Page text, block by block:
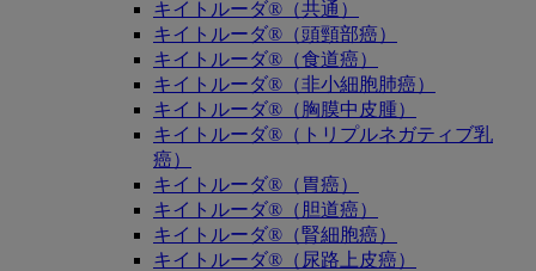
キイトルーダ®（共通）
キイトルーダ®（頭頸部癌）
キイトルーダ®（食道癌）
キイトルーダ®（非小細胞肺癌）
キイトルーダ®（胸膜中皮腫）
キイトルーダ®（トリプルネガティブ乳
癌）
キイトルーダ®（胃癌）
キイトルーダ®（胆道癌）
キイトルーダ®（腎細胞癌）
キイトルーダ®（尿路上皮癌）